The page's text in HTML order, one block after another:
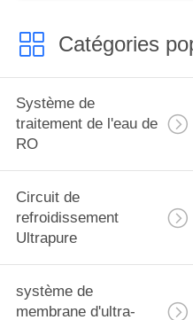
Catégories
Système de
traitement de l'eau de
RO
Circuit de
refroidissement
Ultrapure
système de
membrane d'ultra-